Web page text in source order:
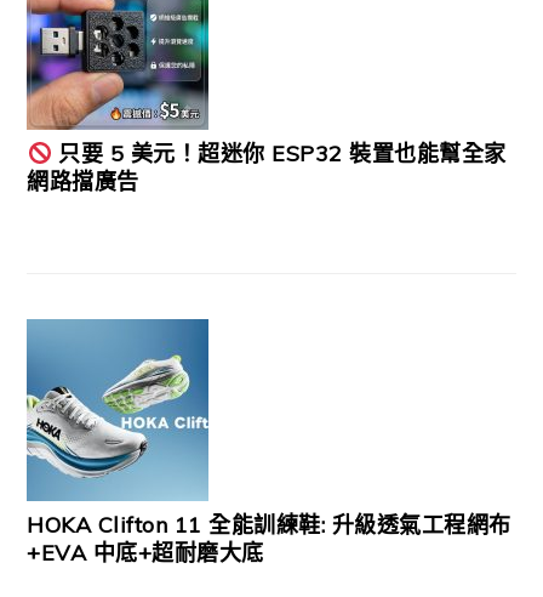
只要 5 美元！超迷你 ESP32 裝置也能幫全家
網路擋廣告
HOKA Clifton 11 全能訓練鞋: 升級透氣工程網布
+EVA 中底+超耐磨大底